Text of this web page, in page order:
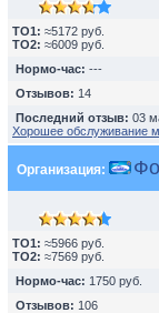
TO1: ≈5172 руб.
TO2: ≈6009 руб.
Нормо-час: ---
Отзывов: 14
Последний отзыв: 03
Хорошее обслуживание
Организация:
TO1: ≈5966 руб.
TO2: ≈7569 руб.
Нормо-час: 1750 руб.
Отзывов: 106